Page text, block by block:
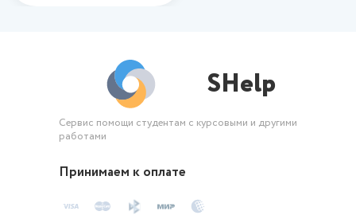
SHelp
Сервис помощи студентам с курсовыми и другими
работами
Принимаем к оплате